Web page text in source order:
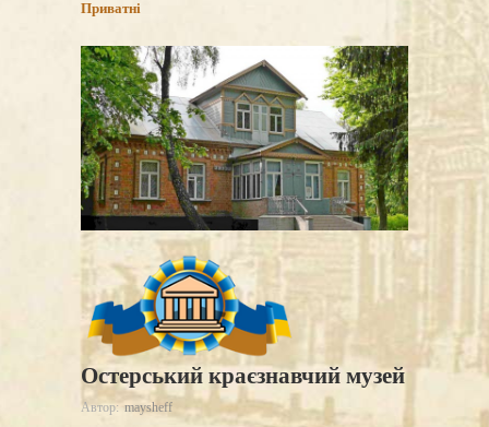
Приватні
Остерський краєзнавчий музей
Автор: maysheff